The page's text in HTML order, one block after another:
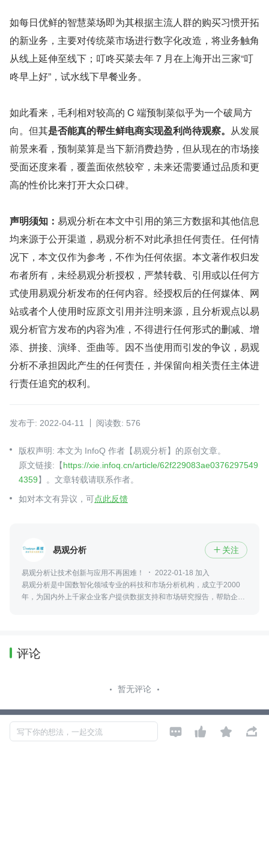
如每日优鲜的智慧菜场即为其根据主流人群的购买习惯开拓
的新业务，主要对传统菜市场进行数字化改造，将业务触角
从线上延伸至线下；叮咚买菜去年 7 月在上海开出三家“叮
咚早上好”，试水线下早餐业务。
如此看来，毛利相对较高的 C 端预制菜似乎为一个破局方
向。但其是否能真的帮生鲜电商实现盈利尚待观察。 从发展
前景来看，预制菜算是当下新消费趋势，但从现在的市场接
受面还度来看，覆盖面依然较窄，未来还需要通过品质和更
高的性价比来打开大众口碑。
声明须知： 易观分析在本文中引用的第三方数据和其他信息
均来源于公开渠道，易观分析不对此承担任何责任。任何情
况下，本文仅作为参考，不作为任何依据。本文著作权归发
布者所有，未经易观分析授权，严禁转载、引用或以任何方
式使用易观分析发布的任何内容。经授权后的任何媒体、网
站或者个人使用时应原文引用并注明来源，且分析观点以易
观分析官方发布的内容为准，不得进行任何形式的删减、增
添、拼接、演绎、歪曲等。因不当使用而引发的争议，易观
分析不承担因此产生的任何责任，并保留向相关责任主体进
行责任追究的权利。
发布于: 2022-04-11 阅读数: 576
版权声明: 本文为 InfoQ 作者【易观分析】的原创文章。
原文链接:【https://xie.infoq.cn/article/62f229083ae0376297549
4359】。文章转载请联系作者。
如对本文有异议，可点此反馈
易观分析  关注
易观分析让技术创新与应用不再困难！
2022-01-18 加入
易观分析是中国数智化领域专业的科技和市场分析机构，成立于2000
年，为国内外上千家企业客户提供数据支持和市场研究报告，帮助企业
评论
暂无评论
写下你的想法，一起交流    
Copyright © 2026, Geekbang Technology Ltd. All rights reserved. 极客邦控
股（北京）有限公司